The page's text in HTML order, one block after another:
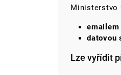
Ministerstvo
emailem
datovou
Lze vyřídit